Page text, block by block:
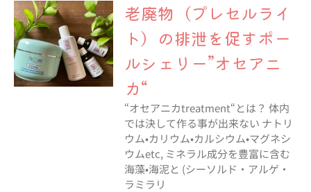
老廃物（プレセルライ
ト）の排泄を促すポー
ルシェリー”オセアニ
カ“
“オセアニカtreatment“とは？ 体内
では決して作る事が出来ない ナトリ
ウム•カリウム•カルシウム•マグネシ
ウムetc, ミネラル成分を豊富に含む
海藻•海泥と (シーソルド・アルゲ・
ラミラリ